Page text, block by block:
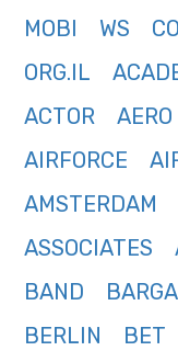
MOBI
WS
ORG.IL
ACTOR
AERO
AIRFORCE
AMSTERDAM
ASSOCIATES
BAND
BERLIN
BET